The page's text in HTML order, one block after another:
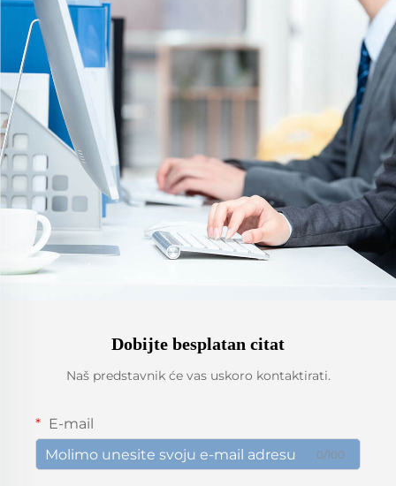
Dobijte besplatan citat
Naš predstavnik će vas uskoro kontaktirati.
E-mail
0/100